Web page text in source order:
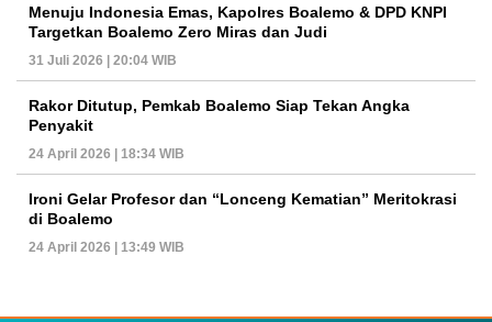
Menuju Indonesia Emas, Kapolres Boalemo & DPD KNPI
Targetkan Boalemo Zero Miras dan Judi
31 Juli 2026 | 20:04 WIB
Rakor Ditutup, Pemkab Boalemo Siap Tekan Angka
Penyakit
24 April 2026 | 18:34 WIB
Ironi Gelar Profesor dan “Lonceng Kematian” Meritokrasi
di Boalemo
24 April 2026 | 13:49 WIB